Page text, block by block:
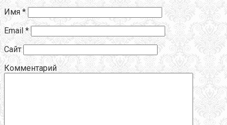
Имя *
Email *
Сайт
Комментарий